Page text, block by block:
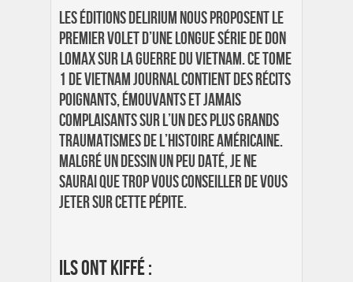
Les éditions Delirium nous proposent le
premier volet d’une longue série de Don
Lomax sur la guerre du Vietnam. Ce Tome
1 de Vietnam Journal contient des récits
poignants, émouvants et jamais
complaisants sur l’un des plus grands
traumatismes de l’histoire américaine.
Malgré un dessin un peu daté, je ne
saurai que trop vous conseiller de vous
jeter sur cette pépite.
Ils ont kiffé :